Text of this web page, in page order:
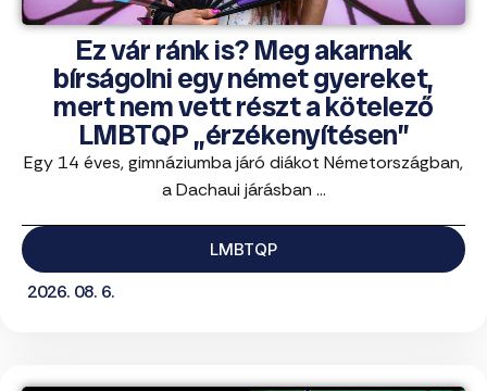
Ez vár ránk is? Meg akarnak
bírságolni egy német gyereket,
mert nem vett részt a kötelező
LMBTQP „érzékenyítésen”
Egy 14 éves, gimnáziumba járó diákot Németországban,
a Dachaui járásban ...
LMBTQP
2026. 08. 6.